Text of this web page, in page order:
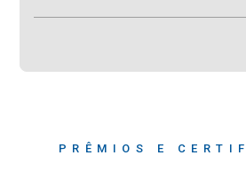
PRÊMIOS E